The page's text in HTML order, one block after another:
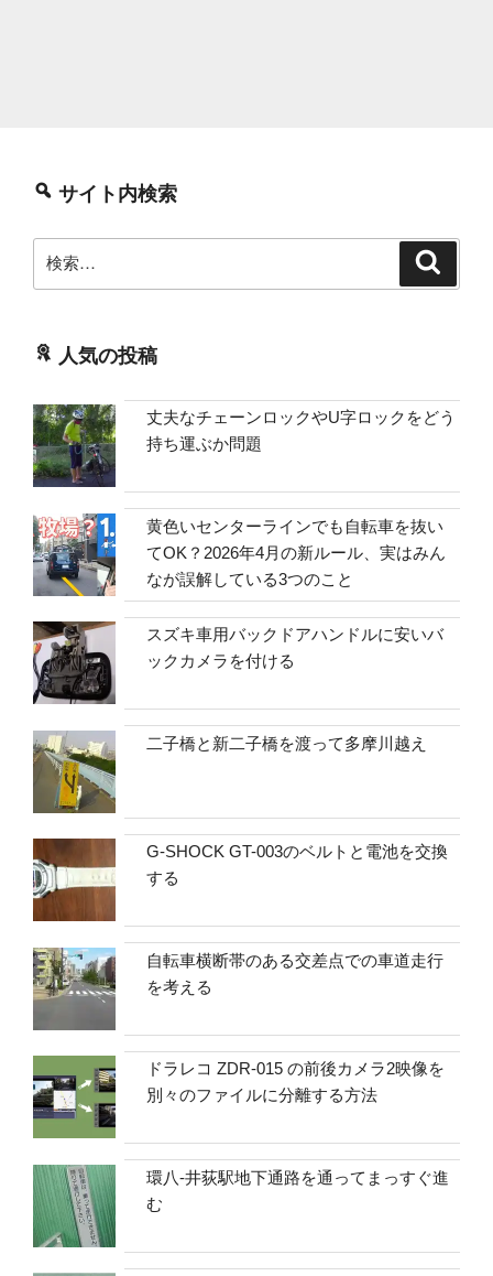
サイト内検索
索:
人気の投稿
丈夫なチェーンロックやU字ロックをどう
持ち運ぶか問題
黄色いセンターラインでも自転車を抜い
てOK？2026年4月の新ルール、実はみん
なが誤解している3つのこと
スズキ車用バックドアハンドルに安いバ
ックカメラを付ける
二子橋と新二子橋を渡って多摩川越え
G-SHOCK GT-003のベルトと電池を交換
する
自転車横断帯のある交差点での車道走行
を考える
ドラレコ ZDR-015 の前後カメラ2映像を
別々のファイルに分離する方法
環八-井荻駅地下通路を通ってまっすぐ進
む